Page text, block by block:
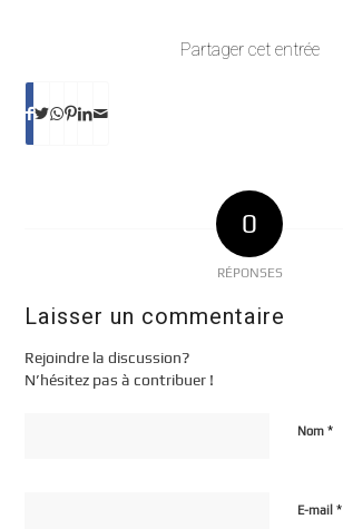
Partager cet entrée
0
RÉPONSES
Laisser un commentaire
Rejoindre la discussion?
N’hésitez pas à contribuer !
Nom*
E-mail*